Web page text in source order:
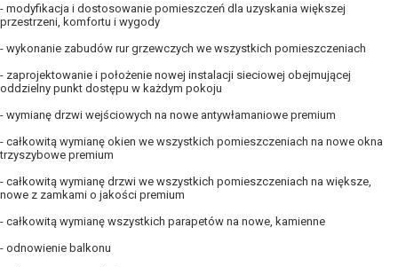
- modyfikacja i dostosowanie pomieszczeń dla uzyskania większej
przestrzeni, komfortu i wygody
- wykonanie zabudów rur grzewczych we wszystkich pomieszczeniach
- zaprojektowanie i położenie nowej instalacji sieciowej obejmującej
oddzielny punkt dostępu w każdym pokoju
- wymianę drzwi wejściowych na nowe antywłamaniowe premium
- całkowitą wymianę okien we wszystkich pomieszczeniach na nowe okna
trzyszybowe premium
- całkowitą wymianę drzwi we wszystkich pomieszczeniach na większe,
nowe z zamkami o jakości premium
- całkowitą wymianę wszystkich parapetów na nowe, kamienne
- odnowienie balkonu